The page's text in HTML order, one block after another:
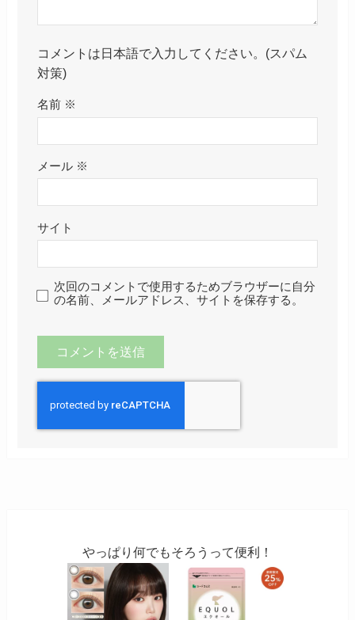
コメントは日本語で入力してください。(スパム
対策)
名前 ※
メール ※
サイト
次回のコメントで使用するためブラウザーに自分
の名前、メールアドレス、サイトを保存する。
やっぱり何でもそろうって便利！